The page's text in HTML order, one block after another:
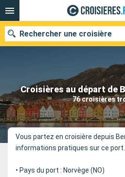
Croisières au départ de
76 croisières
Rechercher une croisière
Nos destinations
Mois de départ
Ports
Vous partez en croisière depuis
informations pratiques sur ce port.
• Pays du port : Norvège (NO)